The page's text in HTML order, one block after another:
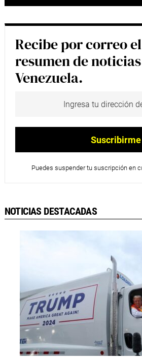
Recibe por correo
resumen de
Venezuela.
Puedes suspender tu suscripción en
NOTICIAS DESTACADAS